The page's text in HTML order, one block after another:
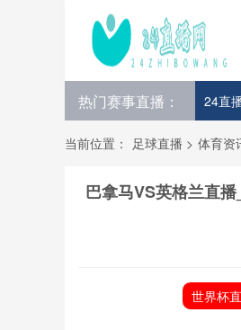
热门赛事直播： 24直
24直
当前位置： 足球直播 > 体育资
巴拿马VS英格兰直
世界杯